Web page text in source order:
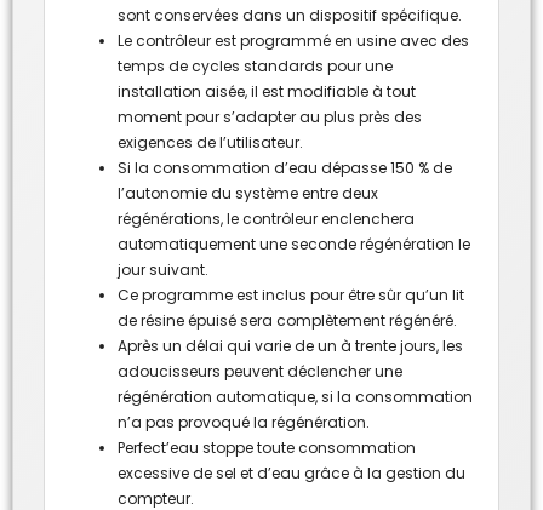
sont conservées dans un dispositif spécifique.
Le contrôleur est programmé en usine avec des
temps de cycles standards pour une
installation aisée, il est modifiable à tout
moment pour s’adapter au plus près des
exigences de l’utilisateur.
Si la consommation d’eau dépasse 150 % de
l’autonomie du système entre deux
régénérations, le contrôleur enclenchera
automatiquement une seconde régénération le
jour suivant.
Ce programme est inclus pour être sûr qu’un lit
de résine épuisé sera complètement régénéré.
Après un délai qui varie de un à trente jours, les
adoucisseurs peuvent déclencher une
régénération automatique, si la consommation
n’a pas provoqué la régénération.
Perfect’eau stoppe toute consommation
excessive de sel et d’eau grâce à la gestion du
compteur.